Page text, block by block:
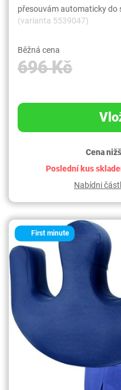
přesouvám automaticky do
(varianta 5539047)
Běžná cena
696 Kč
Cena
Poslední kus
Nabídni
First minute